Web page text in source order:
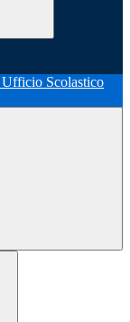
Ufficio Scolastico